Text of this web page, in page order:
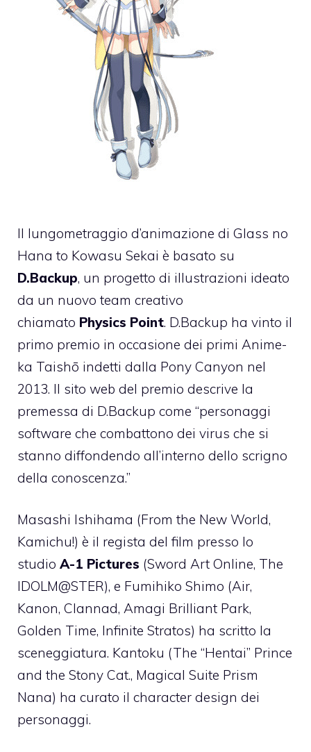
Il lungometraggio d’animazione di Glass no
Hana to Kowasu Sekai è basato su
D.Backup, un progetto di illustrazioni ideato
da un nuovo team creativo
chiamato Physics Point. D.Backup ha vinto il
primo premio in occasione dei primi Anime-
ka Taishō indetti dalla Pony Canyon nel
2013. Il sito web del premio descrive la
premessa di D.Backup come “personaggi
software che combattono dei virus che si
stanno diffondendo all’interno dello scrigno
della conoscenza.”
Masashi Ishihama (From the New World,
Kamichu!) è il regista del film presso lo
studio A-1 Pictures (Sword Art Online, The
IDOLM@STER), e Fumihiko Shimo (Air,
Kanon, Clannad, Amagi Brilliant Park,
Golden Time, Infinite Stratos) ha scritto la
sceneggiatura. Kantoku (The “Hentai” Prince
and the Stony Cat., Magical Suite Prism
Nana) ha curato il character design dei
personaggi.